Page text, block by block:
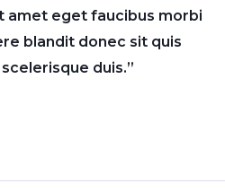
amet eget faucibus morbi
blandit donec sit quis
duis.”